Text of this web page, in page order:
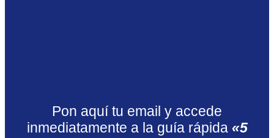
Pon aquí tu email y accede
inmediatamente a la guía rápida «5